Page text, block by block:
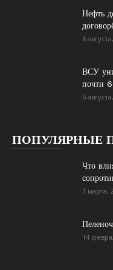
Нефть
6
ВСУ
почти
6
ПОПУЛЯРНЫЕ
Что
1 марта,
14